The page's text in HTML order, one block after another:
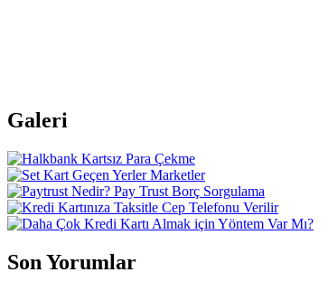
Galeri
Son Yorumlar